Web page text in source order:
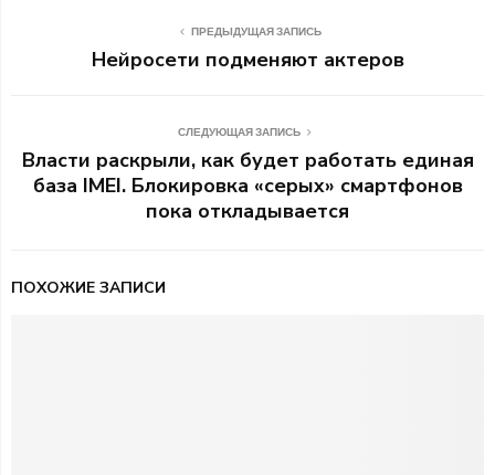
ПРЕДЫДУЩАЯ ЗАПИСЬ
Нейросети подменяют актеров
СЛЕДУЮЩАЯ ЗАПИСЬ
Власти раскрыли, как будет работать единая
база IMEI. Блокировка «серых» смартфонов
пока откладывается
ПОХОЖИЕ ЗАПИСИ